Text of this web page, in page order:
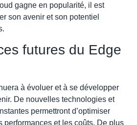
gagne en popularité, il est
son avenir et son potentiel
futures du Edge
à évoluer et à se développer
De nouvelles technologies et
permettront d’optimiser
performances et les coûts. De plus